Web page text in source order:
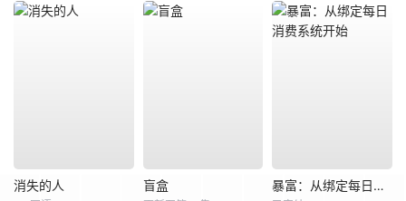
消失的人 盲盒 暴富：从绑定每日消费系统开始